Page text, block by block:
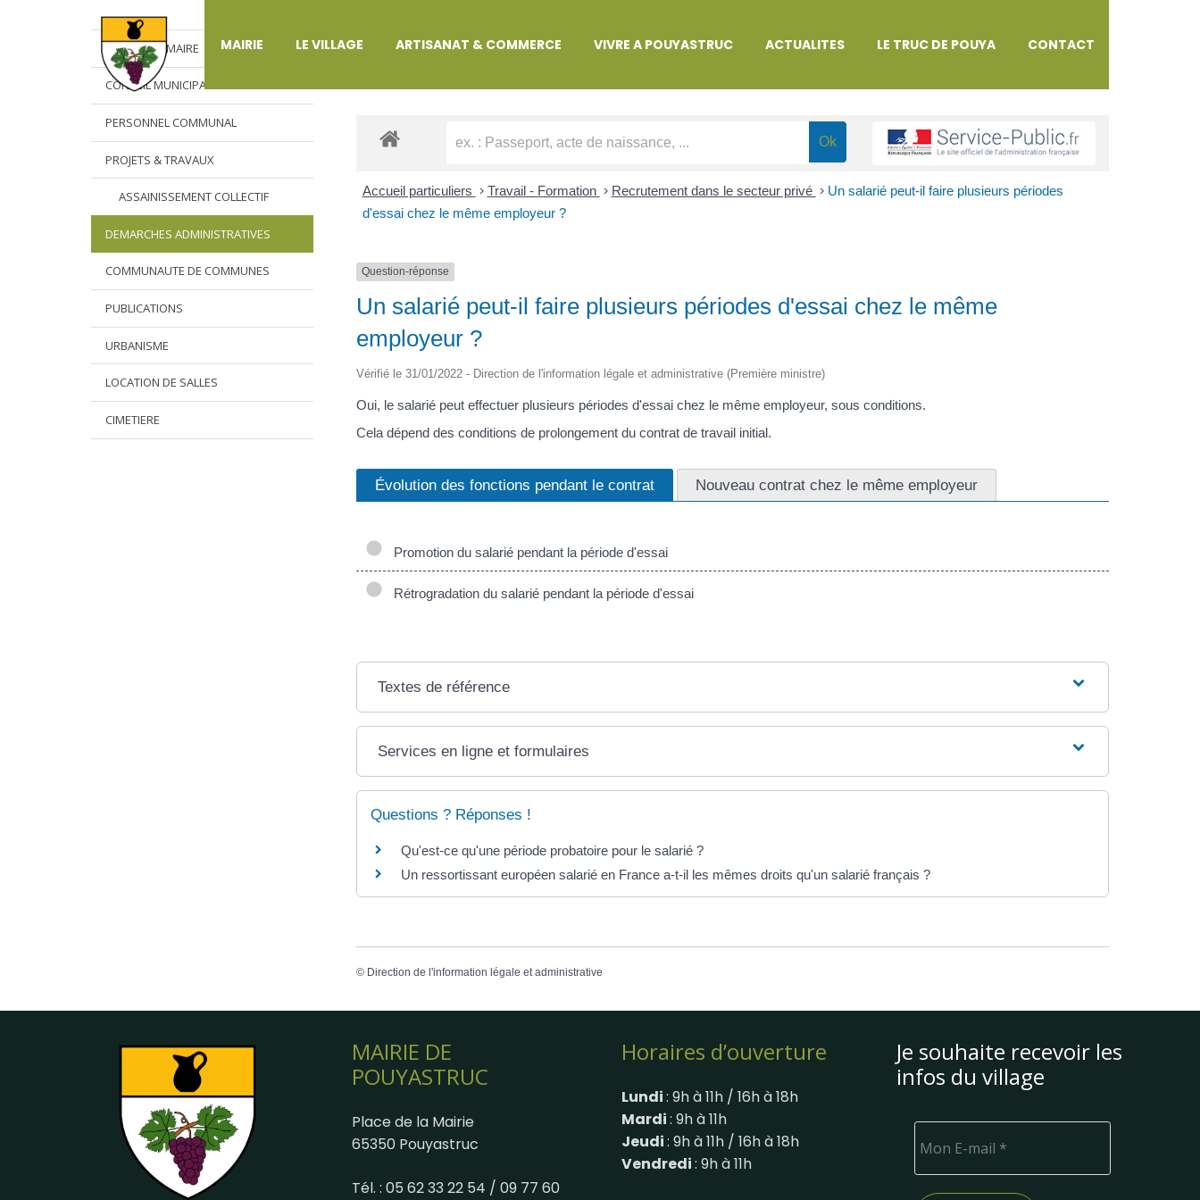
MAIRIE LE VILLAGE ARTISANAT & COMMERCE VIVRE A POUYASTRUC ACTUALITES LE TRUC DE POUYA CONTACT
L’EDITO DU MAIRE
CONSEIL MUNICIPAL
PERSONNEL COMMUNAL
PROJETS & TRAVAUX
ASSAINISSEMENT COLLECTIF
DEMARCHES ADMINISTRATIVES
COMMUNAUTE DE COMMUNES
PUBLICATIONS
URBANISME
LOCATION DE SALLES
CIMETIERE
DÉMARCHES ADMINISTRATIVES
Accueil particuliers > Travail - Formation > Recrutement dans le secteur privé > Un salarié peut-il faire plusieurs périodes
d'essai chez le même employeur ?
Question-réponse
Un salarié peut-il faire plusieurs périodes d'essai chez le même
employeur ?
Vérifié le 31/01/2022 - Direction de l'information légale et administrative (Première ministre)
Oui, le salarié peut effectuer plusieurs périodes d'essai chez le même employeur, sous conditions.
Cela dépend des conditions de prolongement du contrat de travail initial.
Évolution des fonctions pendant le contrat Nouveau contrat chez le même employeur
Promotion du salarié pendant la période d'essai
Rétrogradation du salarié pendant la période d'essai
Textes de référence
Services en ligne et formulaires
Questions ? Réponses !
Qu'est-ce qu'une période probatoire pour le salarié ?
Un ressortissant européen salarié en France a-t-il les mêmes droits qu'un salarié français ?
© Direction de l'information légale et administrative
MAIRIE DE
POUYASTRUC
Place de la Mairie
65350 Pouyastruc
Tél. : 05 62 33 22 54 / 09 77 60
Horaires d’ouverture
Lundi: 9h à 11h / 16h à 18h
Mardi: 9h à 11h
Jeudi: 9h à 11h / 16h à 18h
Vendredi: 9h à 11h
Je souhaite recevoir les
infos du village